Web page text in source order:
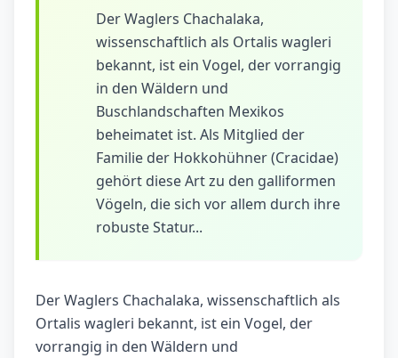
Der Waglers Chachalaka,
wissenschaftlich als Ortalis wagleri
bekannt, ist ein Vogel, der vorrangig
in den Wäldern und
Buschlandschaften Mexikos
beheimatet ist. Als Mitglied der
Familie der Hokkohühner (Cracidae)
gehört diese Art zu den galliformen
Vögeln, die sich vor allem durch ihre
robuste Statur...
Der Waglers Chachalaka, wissenschaftlich als
Ortalis wagleri bekannt, ist ein Vogel, der
vorrangig in den Wäldern und